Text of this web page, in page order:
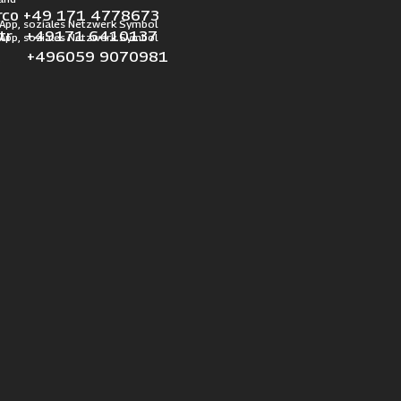
+49 171 4778673
+49171 6410137
+496059 9070981